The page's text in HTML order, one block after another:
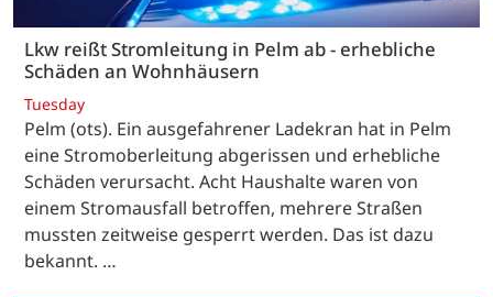
Lkw reißt Stromleitung in Pelm ab - erhebliche
Schäden an Wohnhäusern
Tuesday
Pelm (ots). Ein ausgefahrener Ladekran hat in Pelm
eine Stromoberleitung abgerissen und erhebliche
Schäden verursacht. Acht Haushalte waren von
einem Stromausfall betroffen, mehrere Straßen
mussten zeitweise gesperrt werden. Das ist dazu
bekannt. …